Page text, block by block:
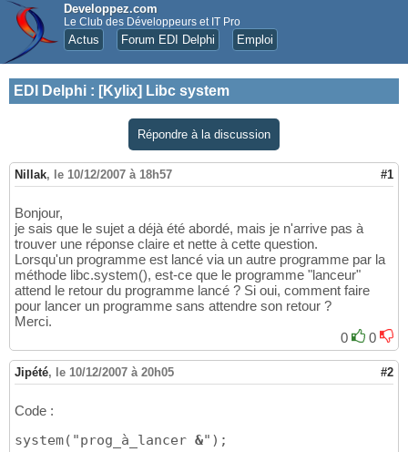
Developpez.com
Le Club des Développeurs et IT Pro
Actus Forum EDI Delphi Emploi
EDI Delphi : [Kylix] Libc system
Répondre à la discussion
Nillak, le 10/12/2007 à 18h57 #1
Bonjour,
je sais que le sujet a déjà été abordé, mais je n'arrive pas à
trouver une réponse claire et nette à cette question.
Lorsqu'un programme est lancé via un autre programme par la
méthode libc.system(), est-ce que le programme "lanceur"
attend le retour du programme lancé ? Si oui, comment faire
pour lancer un programme sans attendre son retour ?
Merci.
0
0
Jipété, le 10/12/2007 à 20h05 #2
Code :
system("prog_à_lancer &");